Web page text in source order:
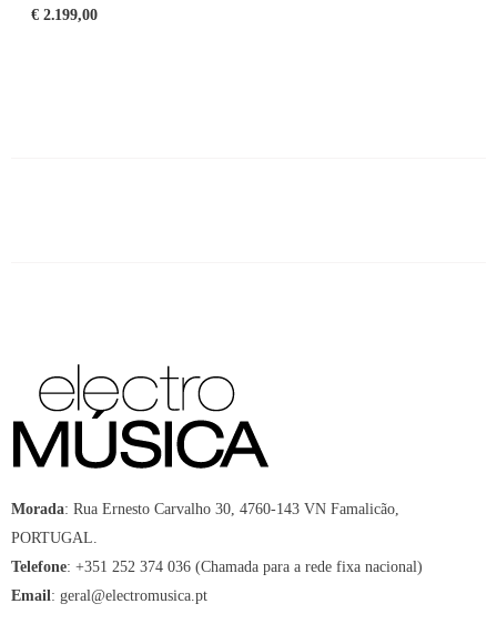
€2.199,00
Morada: Rua Ernesto Carvalho 30, 4760-143 VN Famalicão,
PORTUGAL.
Telefone: +351 252 374 036 (Chamada para a rede fixa nacional)
Email: geral@electromusica.pt